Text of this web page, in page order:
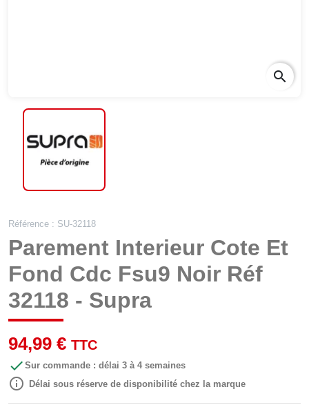
search
Référence : SU-32118
Parement Interieur Cote Et
Fond Cdc Fsu9 Noir Réf
32118 - Supra
94,99 € TTC
 Sur commande : délai 3 à 4 semaines
 Délai sous réserve de disponibilité chez la marque